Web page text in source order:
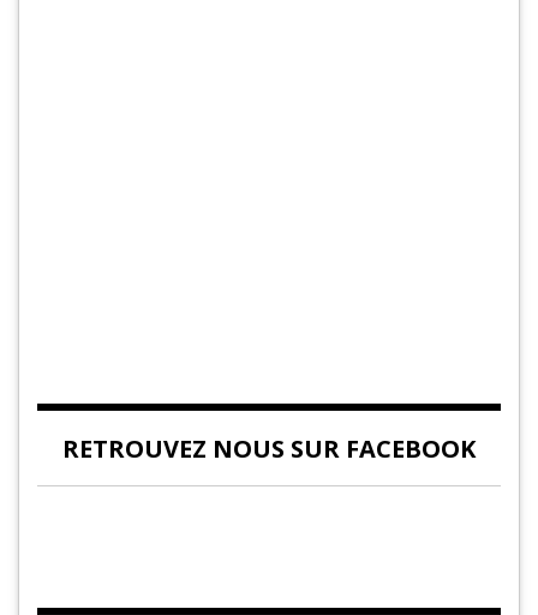
RETROUVEZ NOUS SUR FACEBOOK